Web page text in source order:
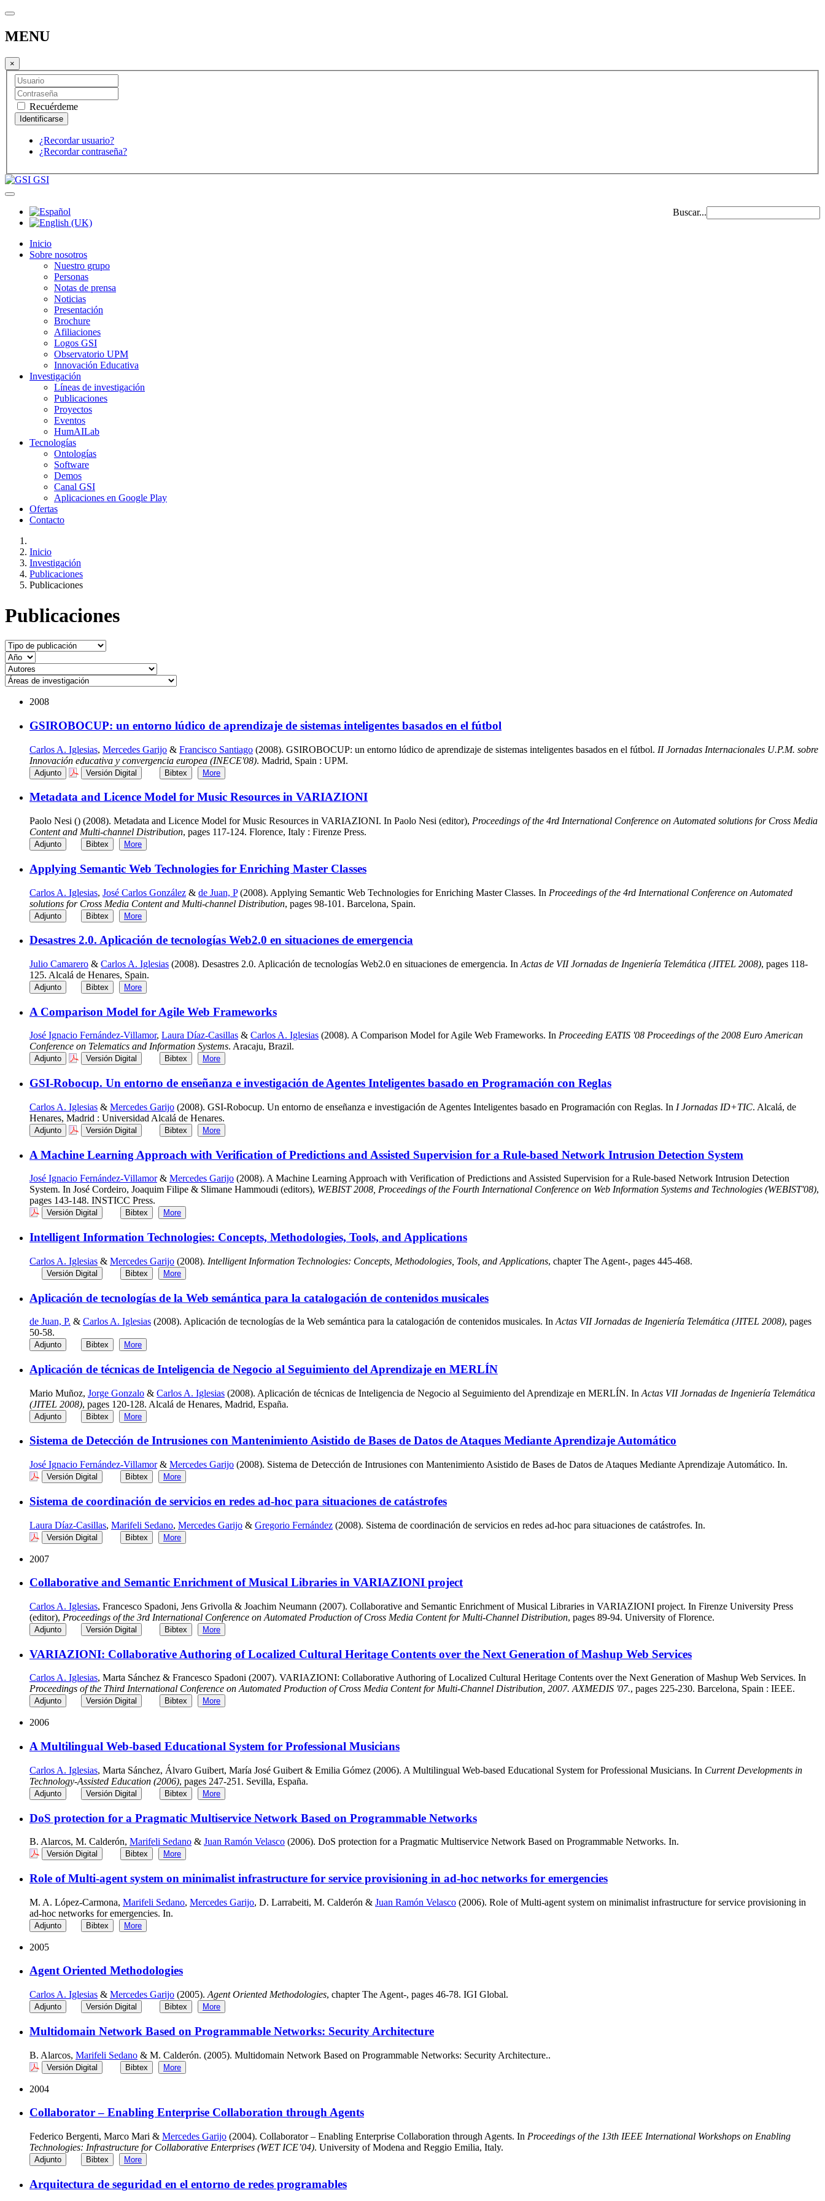
MENU
×
Recuérdeme
¿Recordar usuario?
¿Recordar contraseña?
GSI
Buscar...
Inicio
Sobre nosotros
Nuestro grupo
Personas
Notas de prensa
Noticias
Presentación
Brochure
Afiliaciones
Logos GSI
Observatorio UPM
Innovación Educativa
Investigación
Líneas de investigación
Publicaciones
Proyectos
Eventos
HumAILab
Tecnologías
Ontologías
Software
Demos
Canal GSI
Aplicaciones en Google Play
Ofertas
Contacto
Inicio
Investigación
Publicaciones
Publicaciones
Publicaciones
2008
GSIROBOCUP: un entorno lúdico de aprendizaje de sistemas inteligentes basados en el fútbol
Carlos A. Iglesias, Mercedes Garijo & Francisco Santiago (2008). GSIROBOCUP: un entorno lúdico de aprendizaje de sistemas inteligentes basados en el fútbol. II Jornadas Internacionales U.P.M. sobre
Innovación educativa y convergencia europea (INECE'08). Madrid, Spain : UPM.
Adjunto Versión Digital Bibtex More
Metadata and Licence Model for Music Resources in VARIAZIONI
Paolo Nesi () (2008). Metadata and Licence Model for Music Resources in VARIAZIONI. In Paolo Nesi (editor), Proceedings of the 4rd International Conference on Automated solutions for Cross Media
Content and Multi-channel Distribution, pages 117-124. Florence, Italy : Firenze Press.
Adjunto Bibtex More
Applying Semantic Web Technologies for Enriching Master Classes
Carlos A. Iglesias, José Carlos González & de Juan, P(2008). Applying Semantic Web Technologies for Enriching Master Classes. In Proceedings of the 4rd International Conference on Automated
solutions for Cross Media Content and Multi-channel Distribution, pages 98-101. Barcelona, Spain.
Adjunto Bibtex More
Desastres 2.0. Aplicación de tecnologías Web2.0 en situaciones de emergencia
Julio Camarero & Carlos A. Iglesias (2008). Desastres 2.0. Aplicación de tecnologías Web2.0 en situaciones de emergencia. In Actas de VII Jornadas de Ingeniería Telemática (JITEL 2008), pages 118-
125. Alcalá de Henares, Spain.
Adjunto Bibtex More
A Comparison Model for Agile Web Frameworks
José Ignacio Fernández-Villamor, Laura Díaz-Casillas & Carlos A. Iglesias (2008). A Comparison Model for Agile Web Frameworks. In Proceeding EATIS '08 Proceedings of the 2008 Euro American
Conference on Telematics and Information Systems. Aracaju, Brazil.
Adjunto Versión Digital Bibtex More
GSI-Robocup. Un entorno de enseñanza e investigación de Agentes Inteligentes basado en Programación con Reglas
Carlos A. Iglesias & Mercedes Garijo (2008). GSI-Robocup. Un entorno de enseñanza e investigación de Agentes Inteligentes basado en Programación con Reglas. In I Jornadas ID+TIC. Alcalá, de
Henares, Madrid : Universidad Alcalá de Henares.
Adjunto Versión Digital Bibtex More
A Machine Learning Approach with Verification of Predictions and Assisted Supervision for a Rule-based Network Intrusion Detection System
José Ignacio Fernández-Villamor& Mercedes Garijo (2008). A Machine Learning Approach with Verification of Predictions and Assisted Supervision for a Rule-based Network Intrusion Detection
System. In José Cordeiro, Joaquim Filipe & Slimane Hammoudi (editors), WEBIST 2008, Proceedings of the Fourth International Conference on Web Information Systems and Technologies (WEBIST'08),
pages 143-148. INSTICC Press.
Versión Digital Bibtex More
Intelligent Information Technologies: Concepts, Methodologies, Tools, and Applications
Carlos A. Iglesias & Mercedes Garijo (2008). Intelligent Information Technologies: Concepts, Methodologies, Tools, and Applications, chapter The Agent-, pages 445-468.
Versión Digital Bibtex More
Aplicación de tecnologías de la Web semántica para la catalogación de contenidos musicales
de Juan, P. & Carlos A. Iglesias (2008). Aplicación de tecnologías de la Web semántica para la catalogación de contenidos musicales. In Actas VII Jornadas de Ingeniería Telemática (JITEL 2008), pages
50-58.
Adjunto Bibtex More
Aplicación de técnicas de Inteligencia de Negocio al Seguimiento del Aprendizaje en MERLÍN
Mario Muñoz, Jorge Gonzalo & Carlos A. Iglesias (2008). Aplicación de técnicas de Inteligencia de Negocio al Seguimiento del Aprendizaje en MERLÍN. In Actas VII Jornadas de Ingeniería Telemática
(JITEL 2008), pages 120-128. Alcalá de Henares, Madrid, España.
Adjunto Bibtex More
Sistema de Detección de Intrusiones con Mantenimiento Asistido de Bases de Datos de Ataques Mediante Aprendizaje Automático
José Ignacio Fernández-Villamor& Mercedes Garijo (2008). Sistema de Detección de Intrusiones con Mantenimiento Asistido de Bases de Datos de Ataques Mediante Aprendizaje Automático. In.
Versión Digital Bibtex More
Sistema de coordinación de servicios en redes ad-hoc para situaciones de catástrofes
Laura Díaz-Casillas, Marifeli Sedano, Mercedes Garijo & Gregorio Fernández (2008). Sistema de coordinación de servicios en redes ad-hoc para situaciones de catástrofes. In.
Versión Digital Bibtex More
2007
Collaborative and Semantic Enrichment of Musical Libraries in VARIAZIONI project
Carlos A. Iglesias, Francesco Spadoni, Jens Grivolla & Joachim Neumann (2007). Collaborative and Semantic Enrichment of Musical Libraries in VARIAZIONI project. In Firenze University Press
(editor), Proceedings of the 3rd International Conference on Automated Production of Cross Media Content for Multi-Channel Distribution, pages 89-94. University of Florence.
Adjunto Versión Digital Bibtex More
VARIAZIONI: Collaborative Authoring of Localized Cultural Heritage Contents over the Next Generation of Mashup Web Services
Carlos A. Iglesias, Marta Sánchez & Francesco Spadoni (2007). VARIAZIONI: Collaborative Authoring of Localized Cultural Heritage Contents over the Next Generation of Mashup Web Services. In
Proceedings of the Third International Conference on Automated Production of Cross Media Content for Multi-Channel Distribution, 2007. AXMEDIS '07., pages 225-230. Barcelona, Spain : IEEE.
Adjunto Versión Digital Bibtex More
2006
A Multilingual Web-based Educational System for Professional Musicians
Carlos A. Iglesias, Marta Sánchez, Álvaro Guibert, María José Guibert & Emilia Gómez (2006). A Multilingual Web-based Educational System for Professional Musicians. In Current Developments in
Technology-Assisted Education (2006), pages 247-251. Sevilla, España.
Adjunto Versión Digital Bibtex More
DoS protection for a Pragmatic Multiservice Network Based on Programmable Networks
B. Alarcos, M. Calderón, Marifeli Sedano & Juan Ramón Velasco (2006). DoS protection for a Pragmatic Multiservice Network Based on Programmable Networks. In.
Versión Digital Bibtex More
Role of Multi-agent system on minimalist infrastructure for service provisioning in ad-hoc networks for emergencies
M. A. López-Carmona, Marifeli Sedano, Mercedes Garijo, D. Larrabeiti, M. Calderón & Juan Ramón Velasco (2006). Role of Multi-agent system on minimalist infrastructure for service provisioning in
ad-hoc networks for emergencies. In.
Adjunto Bibtex More
2005
Agent Oriented Methodologies
Carlos A. Iglesias & Mercedes Garijo (2005). Agent Oriented Methodologies, chapter The Agent-, pages 46-78. IGI Global.
Adjunto Versión Digital Bibtex More
Multidomain Network Based on Programmable Networks: Security Architecture
B. Alarcos, Marifeli Sedano & M. Calderón. (2005). Multidomain Network Based on Programmable Networks: Security Architecture..
Versión Digital Bibtex More
2004
Collaborator – Enabling Enterprise Collaboration through Agents
Federico Bergenti, Marco Mari & Mercedes Garijo (2004). Collaborator – Enabling Enterprise Collaboration through Agents. In Proceedings of the 13th IEEE International Workshops on Enabling
Technologies: Infrastructure for Collaborative Enterprises (WET ICE’04). University of Modena and Reggio Emilia, Italy.
Adjunto Bibtex More
Arquitectura de seguridad en el entorno de redes programables